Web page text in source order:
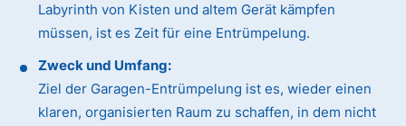
Labyrinth von Kisten und altem Gerät kämpfen
müssen, ist es Zeit für eine Entrümpelung.
Zweck und Umfang:
Ziel der Garagen-Entrümpelung ist es, wieder einen
klaren, organisierten Raum zu schaffen, in dem nicht